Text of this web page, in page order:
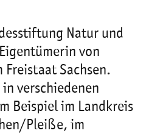
Natur und
von
Freistaat Sachsen.
verschiedenen
Beispiel im Landkreis
Pleiße, im